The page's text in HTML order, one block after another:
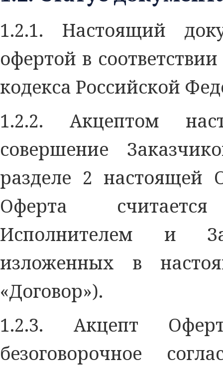
1.2.1. Настоящий
офертой в
кодекса Российской
1.2.2. Акцептом
совершение
разделе 2 настоящей
Оферта
Исполнителем и
изложенных в
«Договор»).
1.2.3. Акцепт
безоговорочное